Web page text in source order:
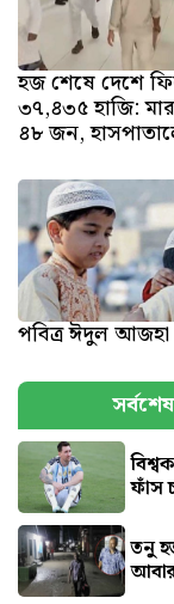
হজ শেষে দেশে
৩৭,৪৩৫ হাজি:
৪৮ জন,
পবিত্র ঈদুল
সর্বশেষ
ফাঁস
তনু